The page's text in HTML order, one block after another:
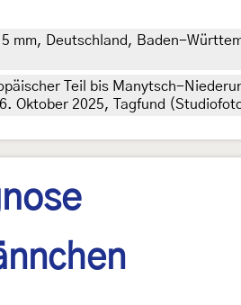
mm, Deutschland, Baden-
Teil bis Manytsch-
6. Oktober 2025, Tagfund